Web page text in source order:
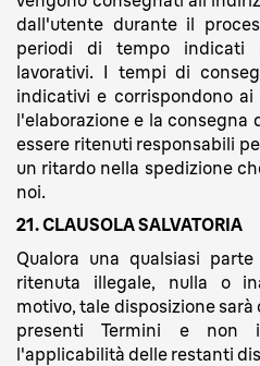
dall'utente durante il
periodi di tempo indicati
lavorativi. I tempi di
indicativi e corrispondono
l'elaborazione e la consegna
essere ritenuti responsabili
un ritardo nella spedizione
noi.
21. CLAUSOLA SALVATORIA
Qualora una qualsiasi
ritenuta illegale, nulla o
motivo, tale disposizione
presenti Termini e non
l'applicabilità delle restanti